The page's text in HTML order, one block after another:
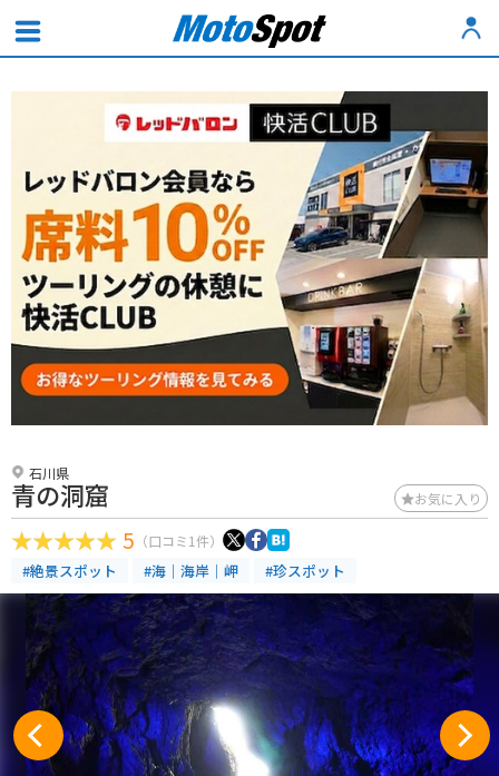
石川県
青の洞窟 お気に入り
5 （口コミ1件）
#絶景スポット #海｜海岸｜岬 #珍スポット